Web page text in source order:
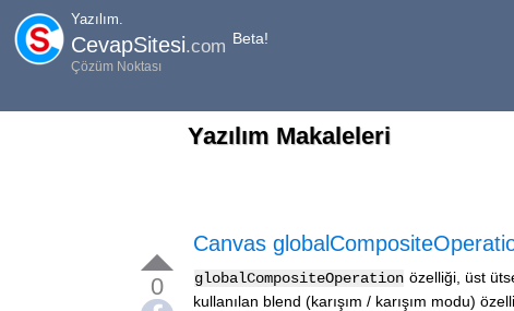
Yazılım.
CevapSitesi.com Beta!
Çözüm Noktası
Yazılım Makaleleri
0
Canvas
globalCompositeOperation özelliği, üst
kullanılan blend (karışım / karışım modu)